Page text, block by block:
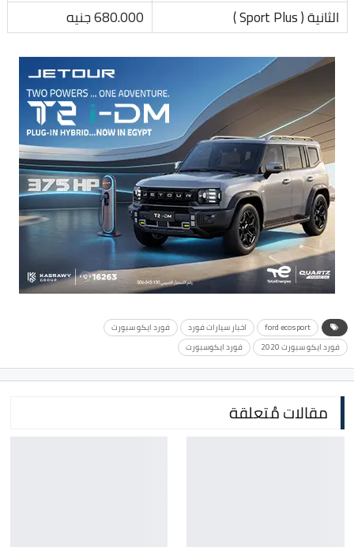
الثانية ( Sport Plus )
680.000 جنيه
ford ecosport اخبار سيارات فورد
فورد ايكو سبورت
فورد ايكو سبورت 2020
فورد ايكوسبورت
مقالات مُتعلقة